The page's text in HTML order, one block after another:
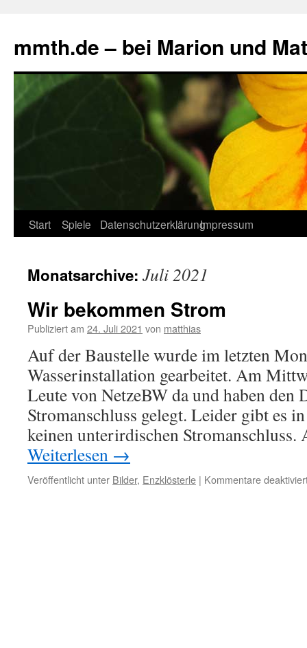
mmth.de – bei Marion und
Start Spiele DatenschutzerklärungImpressum
Monatsarchive: Juli 2021
Wir bekommen Strom
Publiziert am 24. Juli 2021 von matthias
Auf der Baustelle wurde im letzten
Wasserinstallation gearbeitet. Am
Leute von NetzeBW da und haben den
Stromanschluss gelegt. Leider gibt es
keinen unterirdischen
Weiterlesen →
Veröffentlicht unter Bilder, Enzklösterle | Kommentare